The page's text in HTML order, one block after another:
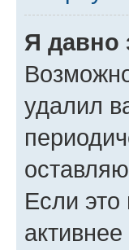
Я давно
удалил
Если это